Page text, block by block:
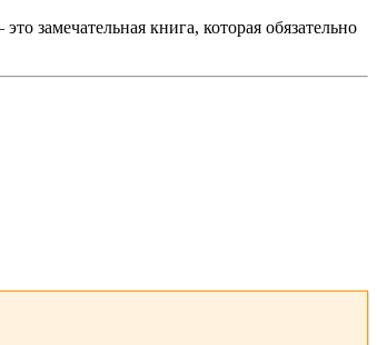
замечательная книга, которая обязательно